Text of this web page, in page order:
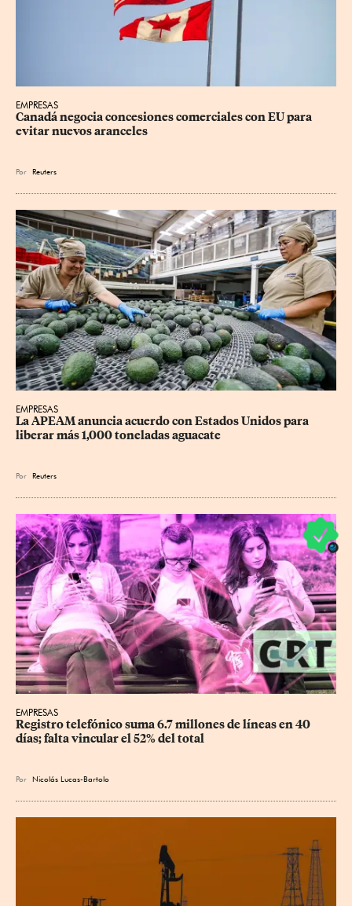
EMPRESAS
Canadá negocia concesiones comerciales con EU para
evitar nuevos aranceles
Por Reuters
EMPRESAS
La APEAM anuncia acuerdo con Estados Unidos para
liberar más 1,000 toneladas aguacate
Por Reuters
EMPRESAS
Registro telefónico suma 6.7 millones de líneas en 40
días; falta vincular el 52% del total
Por Nicolás Lucas-Bartolo